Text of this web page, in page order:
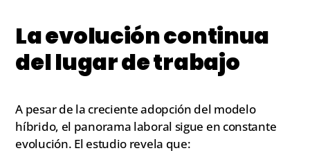
La evolución continua
del lugar de trabajo
A pesar de la creciente adopción del modelo
híbrido, el panorama laboral sigue en constante
evolución. El estudio revela que: